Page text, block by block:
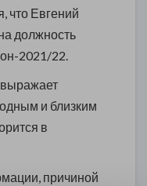
что Евгений
должность
2021/22.
и близким
в
причиной